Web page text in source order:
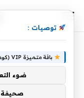
توصيات :
باقة متميزة VIP (كود: AA35872):
ضوء
صحيفة